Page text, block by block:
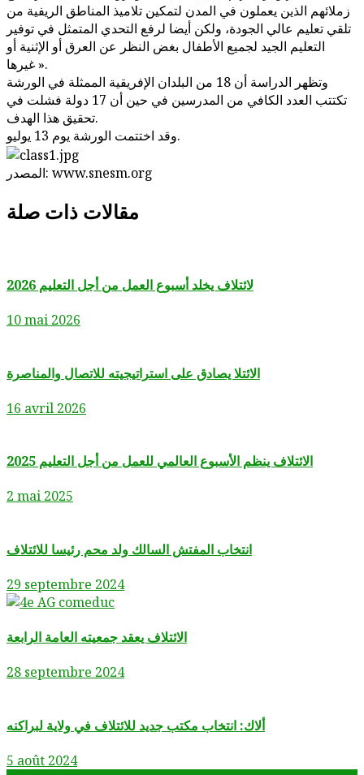
زملائهم الذين يعملون في المدن لتمكين تلاميذ المناطق الريفية من
تلقي تعليم عالي الجودة، ولكن أيضا لرفع التحدي المتمثل في توفير
التعليم الجيد لجميع الأطفال بغض النظر عن العرق أو الإثنية أو
غيرها ».
وتظهر الدراسة أن 18 من البلدان الإفريقية الممثلة في الورشة
تكتتب العدد الكافي من المدرسين في حين أن 17 دولة فشلت في
تحقيق هذا الهدف.
وقد اختتمت الورشة يوم 13 يوليو.
المصدر: www.snesm.org
مقالات ذات صلة
لائتلاف يخلد أسبوع العمل من أجل التعليم 2026
10 mai 2026
الائتلا يصادق على استراتيجيته للاتصال والمناصرة
16 avril 2026
الائتلاف ينظم الأسبوع العالمي للعمل من أجل التعليم 2025
2 mai 2025
انتخاب المفتش السالك ولد محم رئيسا للائتلاف
29 septembre 2024
الائتلاف يعقد جمعيته العامة الرابعة
28 septembre 2024
ألاك: انتخاب مكتب جديد للائتلاف في ولاية لبراكنه
5 août 2024